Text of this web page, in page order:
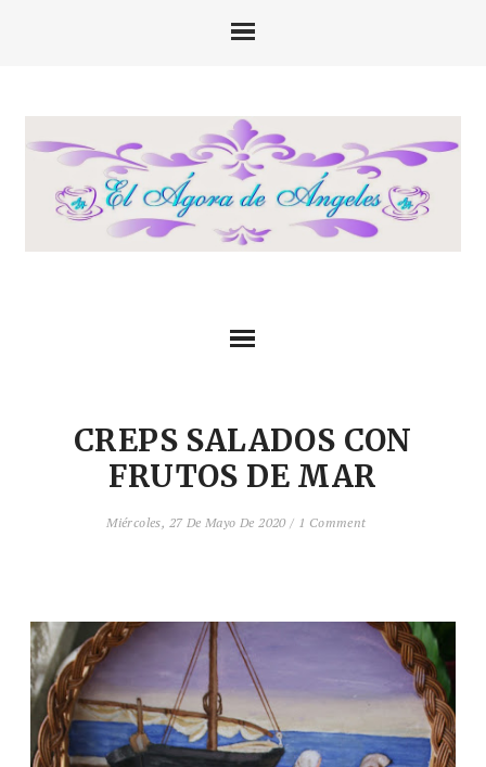
CREPS SALADOS CON
FRUTOS DE MAR
Miércoles, 27 De Mayo De 2020 / 1 Comment